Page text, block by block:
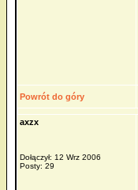
Powrót do góry
axzx
Dołączył: 12 Wrz 2006
Posty: 29